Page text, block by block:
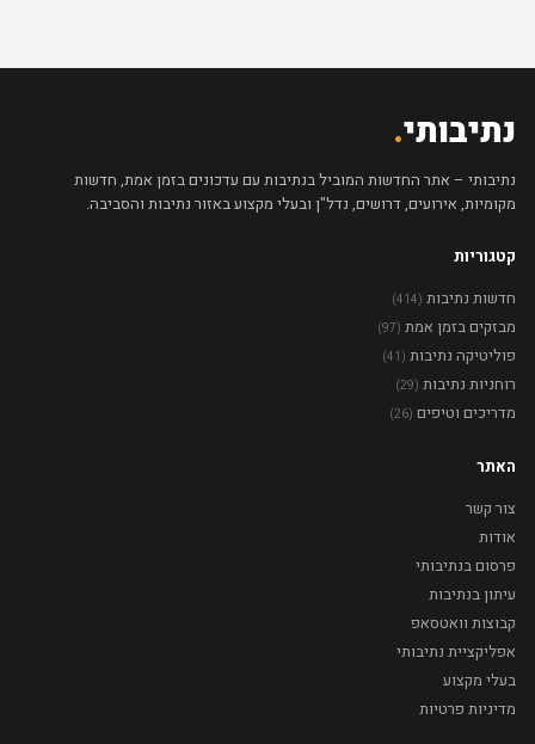
נתיבותי.
נתיבותי – אתר החדשות המוביל בנתיבות עם עדכונים בזמן אמת, חדשות
מקומיות, אירועים, דרושים, נדל"ן ובעלי מקצוע באזור נתיבות והסביבה.
קטגוריות
חדשות נתיבות (414)
מבזקים בזמן אמת (97)
פוליטיקה נתיבות (41)
רוחניות נתיבות (29)
מדריכים וטיפים (26)
האתר
צור קשר
אודות
פרסום בנתיבותי
עיתון בנתיבות
קבוצות וואטסאפ
אפליקציית נתיבותי
בעלי מקצוע
מדיניות פרטיות